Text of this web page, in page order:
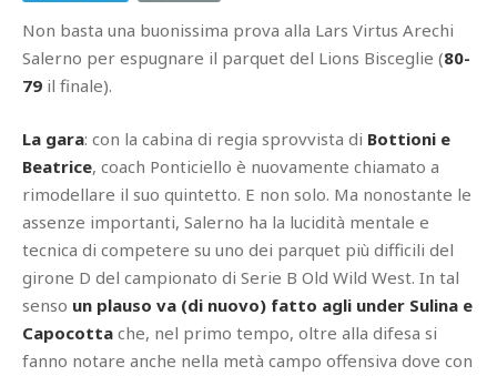
Non basta una buonissima prova alla Lars Virtus Arechi
Salerno per espugnare il parquet del Lions Bisceglie (80-
79 il finale).
La gara: con la cabina di regia sprovvista di Bottioni e
Beatrice, coach Ponticiello è nuovamente chiamato a
rimodellare il suo quintetto. E non solo. Ma nonostante le
assenze importanti, Salerno ha la lucidità mentale e
tecnica di competere su uno dei parquet più difficili del
girone D del campionato di Serie B Old Wild West. In tal
senso un plauso va (di nuovo) fatto agli under Sulina e
Capocotta che, nel primo tempo, oltre alla difesa si
fanno notare anche nella metà campo offensiva dove con